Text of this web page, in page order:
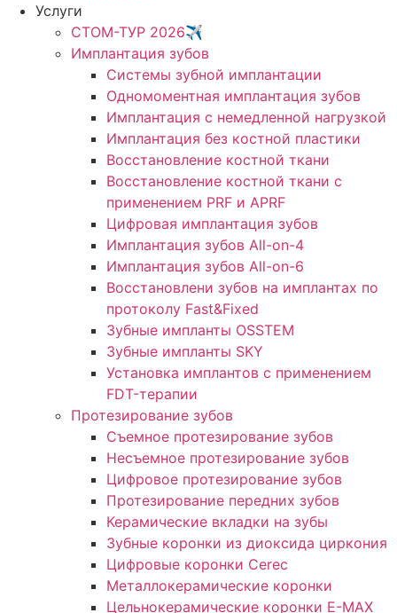
Услуги
СТОМ-ТУР 2026✈️
Имплантация зубов
Системы зубной имплантации
Одномоментная имплантация зубов
Имплантация с немедленной нагрузкой
Имплантация без костной пластики
Восстановление костной ткани
Восстановление костной ткани с
применением PRF и APRF
Цифровая имплантация зубов
Имплантация зубов All-on-4
Имплантация зубов All-on-6
Восстановлени зубов на имплантах по
протоколу Fast&Fixed
Зубные импланты OSSTEM
Зубные импланты SKY
Установка имплантов с применением
FDT-терапии
Протезирование зубов
Съемное протезирование зубов
Несъемное протезирование зубов
Цифровое протезирование зубов
Протезирование передних зубов
Керамические вкладки на зубы
Зубные коронки из диоксида циркония
Цифровые коронки Cerec
Металлокерамические коронки
Цельнокерамические коронки E-MAX